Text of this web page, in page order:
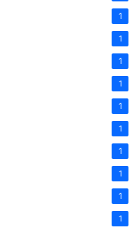
1
1
1
1
1
1
1
1
1
1